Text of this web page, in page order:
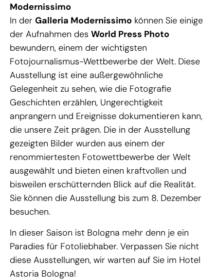
Modernissimo
In der Galleria Modernissimo können Sie einige
der Aufnahmen des World Press Photo
bewundern, einem der wichtigsten
Fotojournalismus-Wettbewerbe der Welt. Diese
Ausstellung ist eine außergewöhnliche
Gelegenheit zu sehen, wie die Fotografie
Geschichten erzählen, Ungerechtigkeit
anprangern und Ereignisse dokumentieren kann,
die unsere Zeit prägen. Die in der Ausstellung
gezeigten Bilder wurden aus einem der
renommiertesten Fotowettbewerbe der Welt
ausgewählt und bieten einen kraftvollen und
bisweilen erschütternden Blick auf die Realität.
Sie können die Ausstellung bis zum 8. Dezember
besuchen.
In dieser Saison ist Bologna mehr denn je ein
Paradies für Fotoliebhaber. Verpassen Sie nicht
diese Ausstellungen, wir warten auf Sie im Hotel
Astoria Bologna!